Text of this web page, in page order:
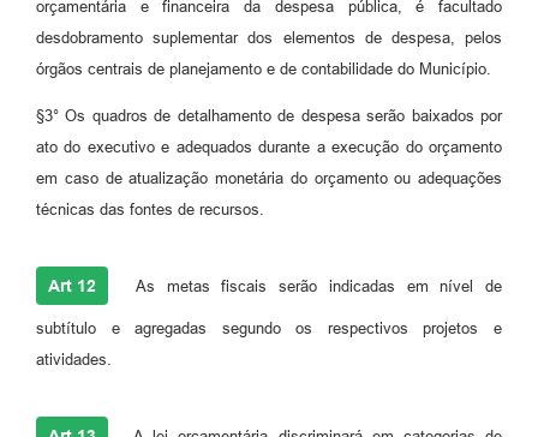
orçamentária e financeira da despesa pública, é facultado
desdobramento suplementar dos elementos de despesa, pelos
órgãos centrais de planejamento e de contabilidade do Município.
§3° Os quadros de detalhamento de despesa serão baixados por
ato do executivo e adequados durante a execução do orçamento
em caso de atualização monetária do orçamento ou adequações
técnicas das fontes de recursos.
Art 12 As metas fiscais serão indicadas em nível de
subtítulo e agregadas segundo os respectivos projetos e
atividades.